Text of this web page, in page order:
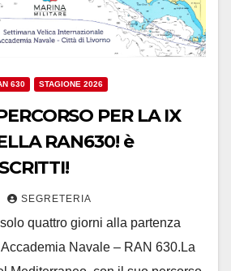
630 STAGIONE 2026
PER LA IX
RAN630! è
SEGRETERIA
quattro giorni alla partenza
Navale – RAN 630.La